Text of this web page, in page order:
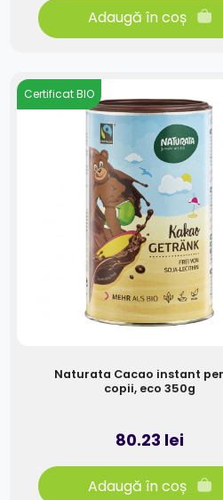
Adaugă în coș
Certificat BIO
Naturata Cacao instant
copii, eco 350g
80.23 lei
Adaugă în coș